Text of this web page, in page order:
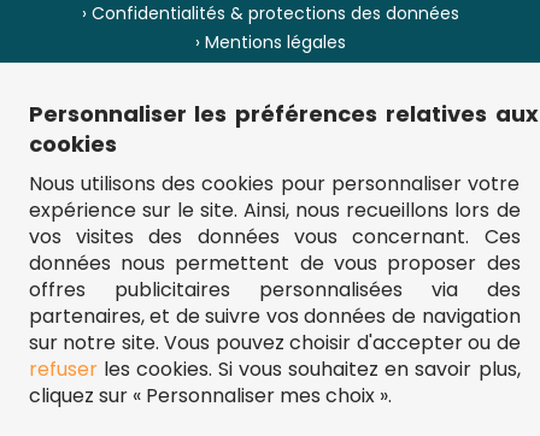
› Confidentialités & protections des données
› Mentions légales
› Paiement
› Pièces de puzzle manquantes ?
› Plan du site
** Frais d'envoi = 6,95 € (France) / gratuit à partir de 45 €.
fou-de-puzzle.com : le site référence pour acheter des puzzles de
qualité à bon prix.
© Fou-de-puzzle.com 2011 - 2026
Personnaliser les préférences relatives aux
cookies
Nous utilisons des cookies pour personnaliser votre
expérience sur le site. Ainsi, nous recueillons lors de
vos visites des données vous concernant. Ces
données nous permettent de vous proposer des
offres publicitaires personnalisées via des
partenaires, et de suivre vos données de navigation
sur notre site. Vous pouvez choisir d'accepter ou de
refuserles cookies. Si vous souhaitez en savoir plus,
cliquez sur « Personnaliser mes choix ».